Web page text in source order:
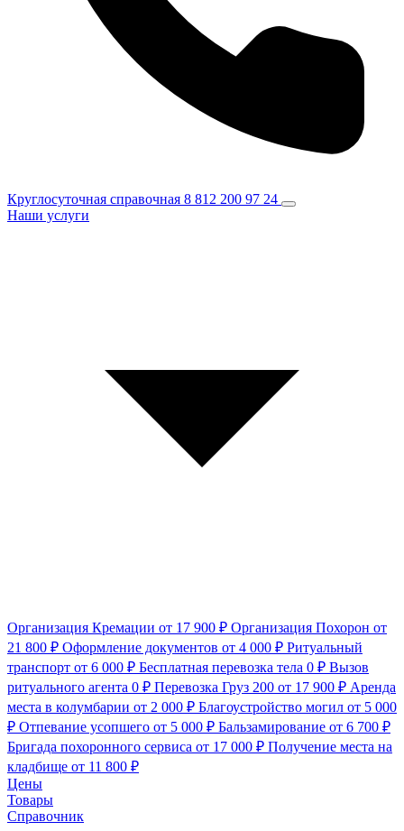
Круглосуточная справочная 8 812 200 97 24
Наши услуги
Организация Кремации от 17 900 ₽ Организация Похорон от
21 800 ₽ Оформление документов от 4 000 ₽ Ритуальный
транспорт от 6 000 ₽ Бесплатная перевозка тела 0 ₽ Вызов
ритуального агента 0 ₽ Перевозка Груз 200 от 17 900 ₽ Аренда
места в колумбарии от 2 000 ₽ Благоустройство могил от 5 000
₽ Отпевание усопшего от 5 000 ₽ Бальзамирование от 6 700 ₽
Бригада похоронного сервиса от 17 000 ₽ Получение места на
кладбище от 11 800 ₽
Цены
Товары
Справочник